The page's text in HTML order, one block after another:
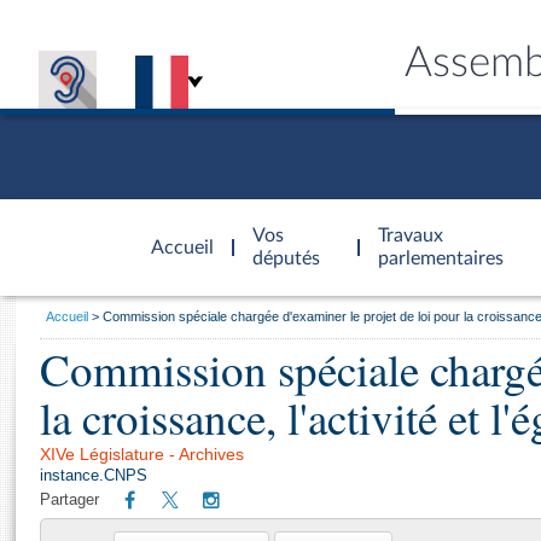
Accueil
d'accueil
Vos
députés
Travaux
parlementaires
Vous
:
Accueil Commission spéciale chargée d'examiner le projet de loi pour la
Commission spéciale
la croissance, l'activité et
XIVe Législature - Archives
instance.CNPS
Partager